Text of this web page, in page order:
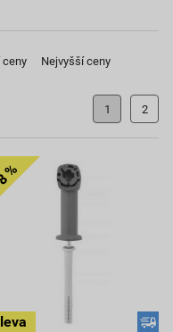
ceny Nejvyšší ceny
1 2